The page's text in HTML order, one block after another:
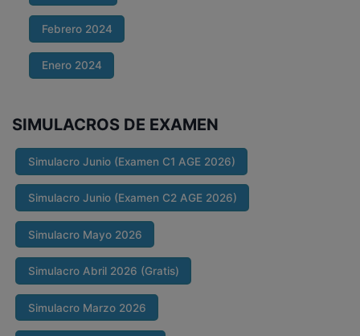
Febrero 2024
Enero 2024
SIMULACROS DE EXAMEN
Simulacro Junio (Examen C1 AGE 2026)
Simulacro Junio (Examen C2 AGE 2026)
Simulacro Mayo 2026
Simulacro Abril 2026 (Gratis)
Simulacro Marzo 2026